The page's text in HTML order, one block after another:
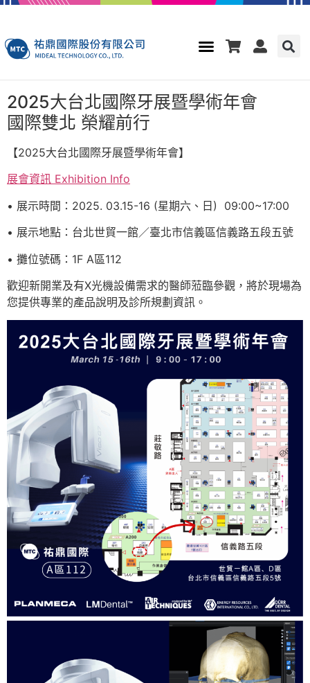
2025大台北國際牙展暨學術年會
國際雙北 榮耀前行
【2025大台北國際牙展暨學術年會】
展會資訊 Exhibition Info
• 展示時間：2025. 03.15-16 (星期六、日) 09:00~17:00
• 展示地點：台北世貿一館／臺北市信義區信義路五段五號
• 攤位號碼：1F A區112
歡迎新開業及有X光機設備需求的醫師蒞臨參觀，將於現場為
您提供專業的產品說明及診所規劃資訊。